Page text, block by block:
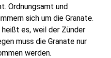
Ordnungsamt und
sich um die Granate.
es, weil der Zünder
muss die Granate nur
werden.